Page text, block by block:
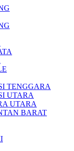
TENGGARA
UTARA
UTARA
BARAT